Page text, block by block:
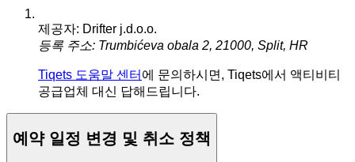
제공자: Drifter j.d.o.o.
등록 주소: Trumbićeva obala 2, 21000, Split, HR
Tiqets 도움말 센터 에 문의하시면, Tiqets에서 액티비티
공급업체 대신 답해드립니다.
예약 일정 변경 및 취소 정책